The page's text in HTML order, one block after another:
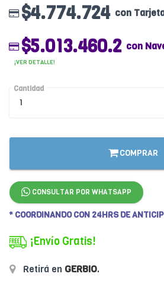
$4.774.724 con
$5.013.460.2 con
¡VER DETALLE!
Cantidad
COMPRAR
CONSULTAR POR WHATSAPP
* COORDINANDO CON 24HRS DE
¡Envío Gratis!
Retirá en GERBIO.